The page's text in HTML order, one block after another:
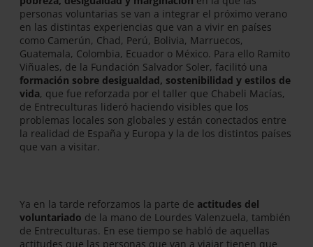
personas voluntarias se van a integrar el próximo verano
en las distintas experiencias que van a vivir en países
como Camerún, Chad, Perú, Bolivia, Marruecos,
Guatemala, Colombia, Ecuador o México. Para ello Ramito
Viñuales, de la Fundación Salvador Soler, facilitó una
formación sobre desigualdad, sostenibilidad y estilos de
vida, que fue reforzada por el taller que Chabeli Macías,
de Entreculturas lideró haciendo visibles que los
problemas locales son globales y están conectados entre
la realidad de España y Europa y la de los distintos países
que van a visitar.
Ya en la tarde reforzamos la parte de actitudes del
voluntariado de la mano de Lourdes Valenzuela, también
de Entreculturas. En ese tiempo se habló de aquellas
actitudes que las personas que van a viajar tienen que